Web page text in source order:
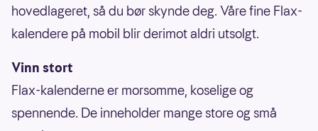
hovedlageret, så du bør skynde deg. Våre fine Flax-
kalendere på mobil blir derimot aldri utsolgt.
Vinn stort
Flax-kalenderne er morsomme, koselige og
spennende. De inneholder mange store og små